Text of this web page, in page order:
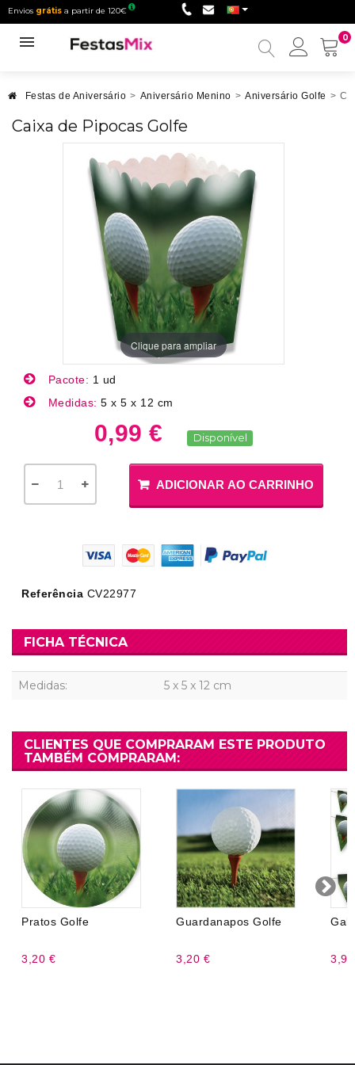
Envios grátis a partir de 120€
0
Minha
Festas de Aniversário > Aniversário Menino > Aniversário Golfe >
Caixa de Pipocas Golfe
Clique para ampliar
Pacote: 1 ud
Medidas: 5 x 5 x 12 cm
0,99 € Disponível
ADICIONAR AO CARRINHO
Referência CV22977
FICHA TÉCNICA
Medidas: 5 x 5 x 12 cm
CLIENTES QUE COMPRARAM ESTE PRODUTO
TAMBÉM COMPRARAM:
Pratos Golfe
3,20 €
Guardanapos Golfe
3,20 €